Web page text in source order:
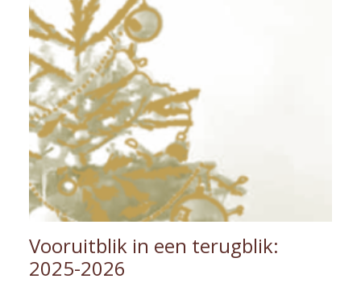
Vooruitblik in een terugblik:
2025-2026